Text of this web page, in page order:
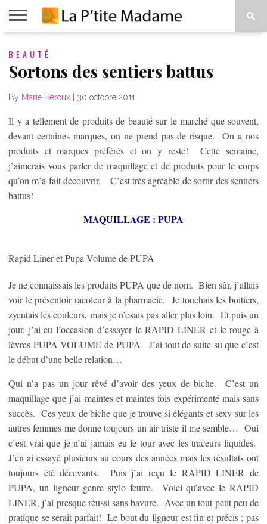
BEAUTÉ
MODE
ART
VIVRE
À
BEAUTÉ
Sortons des sentiers battus
By Marie Héroux 30 octobre 2011
Il y a tellement de produits de beauté sur le marché que souvent,
devant certaines marques, on ne prend pas de risque. On a nos
produits et marques préférés et on y reste! Cette semaine,
j’aimerais vous parler de maquillage et de produits pour le corps
qu’on m’a fait découvrir. C’est très agréable de sortir des sentiers
battus!
MAQUILLAGE : PUPA
Rapid Liner et Pupa Volume de PUPA
Je ne connaissais les produits PUPA que de nom. Bien sûr, j’allais
voir le présentoir racoleur à la pharmacie. Je touchais les boitiers,
zyeutais les couleurs, mais je n’osais pas aller plus loin. Et puis un
jour, j’ai eu l’occasion d’essayer le RAPID LINER et le rouge à
lèvres PUPA VOLUME de PUPA. J’ai tout de suite su que c’est
le début d’une belle relation…
Qui n’a pas un jour rêvé d’avoir des yeux de biche. C’est un
maquillage que j’ai maintes et maintes fois expérimenté mais sans
succès. Ces yeux de biche que je trouve si élégants et sexy sur les
autres femmes me donne toujours un air triste il me semble… Oui
c’est vrai que je n’ai jamais eu le tour avec les traceurs liquides.
J’en ai essayé plusieurs au cours des années mais les résultats ont
toujours été décevants. Puis j’ai reçu le RAPID LINER de
PUPA, un ligneur genre stylo feutre. Voici qu’avec le RAPID
LINER, j’ai presque réussi sans bavure. Avec un tout petit peu de
pratique se serait parfait! Le bout du ligneur est fin et précis ; pas